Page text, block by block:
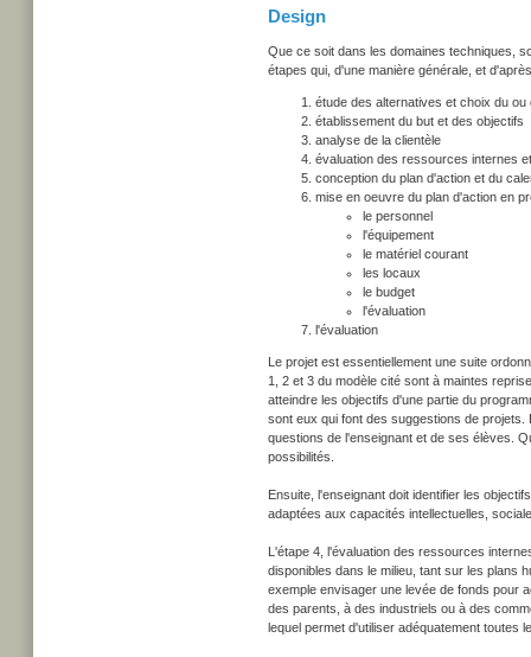
Design
Que ce soit dans les domaines techniques,
étapes qui, d'une manière générale, et
étude des alternatives et choix du ou
établissement du but et des objectifs
analyse de la clientèle
évaluation des ressources internes
conception du plan d'action et du
mise en oeuvre du plan d'action en
le personnel
l'équipement
le matériel courant
les locaux
le budget
l'évaluation
l'évaluation
Le projet est essentiellement une suite
1, 2 et 3 du modèle cité sont à maintes
atteindre les objectifs d'une partie du
sont eux qui font des suggestions de projets.
questions de l'enseignant et de ses élèves.
possibilités.
Ensuite, l'enseignant doit identifier les
adaptées aux capacités intellectuelles,
L'étape 4, l'évaluation des ressources
disponibles dans le milieu, tant sur les plans
exemple envisager une levée de fonds pour
des parents, à des industriels ou à des
lequel permet d'utiliser adéquatement toutes